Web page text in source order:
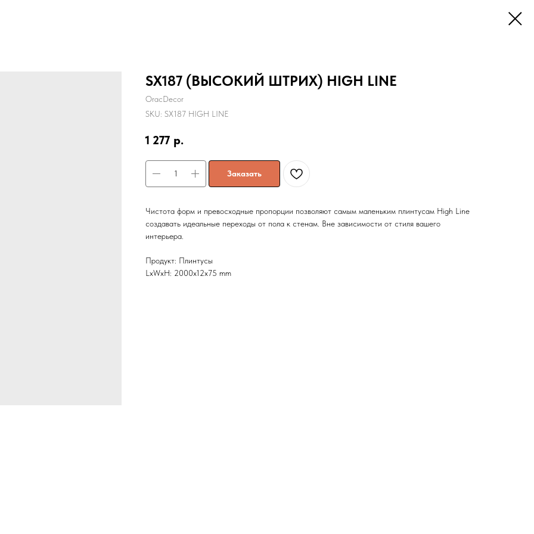
SX187 (ВЫСОКИЙ ШТРИХ) HIGH LINE
OracDecor
SKU: SX187 HIGH LINE
1 277 р.
Заказать
Чистота форм и превосходные пропорции позволяют самым маленьким плинтусам High Line
создавать идеальные переходы от пола к стенам. Вне зависимости от стиля вашего
интерьера.
Продукт: Плинтусы
LxWxH: 2000x12x75 mm